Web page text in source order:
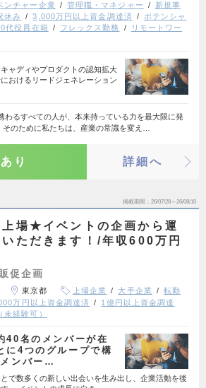
ンチャー企業 管理職・マネジャー
新規事
休み 3,000万円以上資金調達済
ポテンシャ
代役員在籍 フレックス勤務
リモートワー
ャディやプロダクトの認知拡大
おけるリードジェネレーション
わるすべての人が、本来持っている力を最大限に発
のために私たちは、産業の常識を変え…
り 詳細へ
掲載期間 26/07/28～26/08/10
場★イベントの企画から運
ただきます！/年収600万円
促企画
東京都 上場企業 大手企業
転勤
万円以上資金調達済
1億円以上資金調達
経験可）
40名のメンバーが在
に4つのグループで構
ンバー…
で数多くの新しい出会いを生み出し、企業活動を後